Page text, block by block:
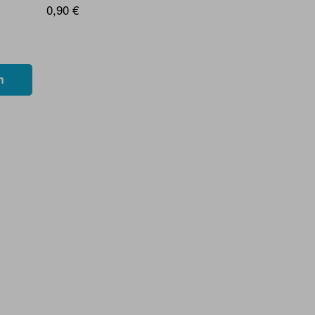
0,90 €